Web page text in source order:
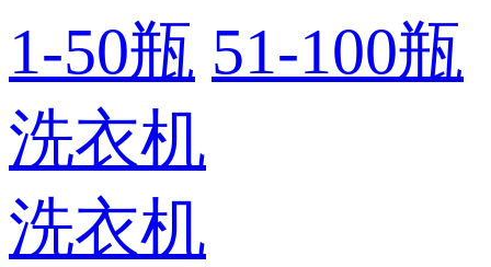
1-50瓶 51-100瓶
洗衣机
洗衣机